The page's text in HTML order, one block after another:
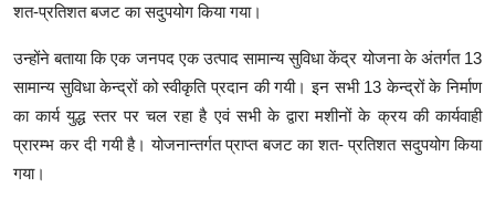
शत-प्रतिशत बजट का सदुपयोग किया गया।
उन्होंने बताया कि एक जनपद एक उत्पाद सामान्य सुविधा केंद्र योजना के अंतर्गत 13
सामान्य सुविधा केन्द्रों को स्वीकृति प्रदान की गयी। इन सभी 13 केन्द्रों के निर्माण
का कार्य युद्ध स्तर पर चल रहा है एवं सभी के द्वारा मशीनों के क्रय की कार्यवाही
प्रारम्भ कर दी गयी है। योजनान्तर्गत प्राप्त बजट का शत- प्रतिशत सदुपयोग किया
गया।